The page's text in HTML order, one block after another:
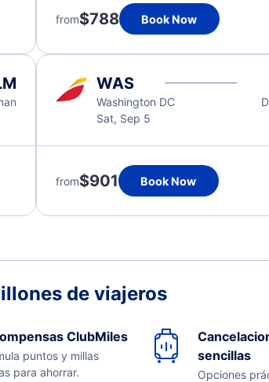
from$788 Book Now
WAS
Washington DC
Sat, Sep 5
from$901
Book Now
de viajeros
ClubMiles
puntos y millas
para ahorrar.
sencillas
Opciones